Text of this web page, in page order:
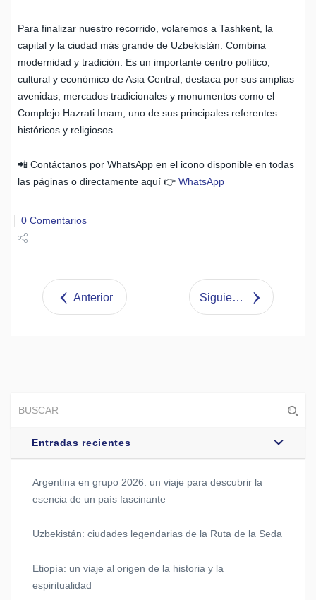
Para finalizar nuestro recorrido, volaremos a Tashkent, la
capital y la ciudad más grande de Uzbekistán. Combina
modernidad y tradición. Es un importante centro político,
cultural y económico de Asia Central, destaca por sus amplias
avenidas, mercados tradicionales y monumentos como el
Complejo Hazrati Imam, uno de sus principales referentes
históricos y religiosos.
📲 Contáctanos por WhatsApp en el icono disponible en todas
las páginas o directamente aquí 👉 WhatsApp
0 Comentarios
Tweet
Anterior Siguiente
Entradas recientes
Argentina en grupo 2026: un viaje para descubrir la
esencia de un país fascinante
Uzbekistán: ciudades legendarias de la Ruta de la Seda
Etiopía: un viaje al origen de la historia y la
espiritualidad